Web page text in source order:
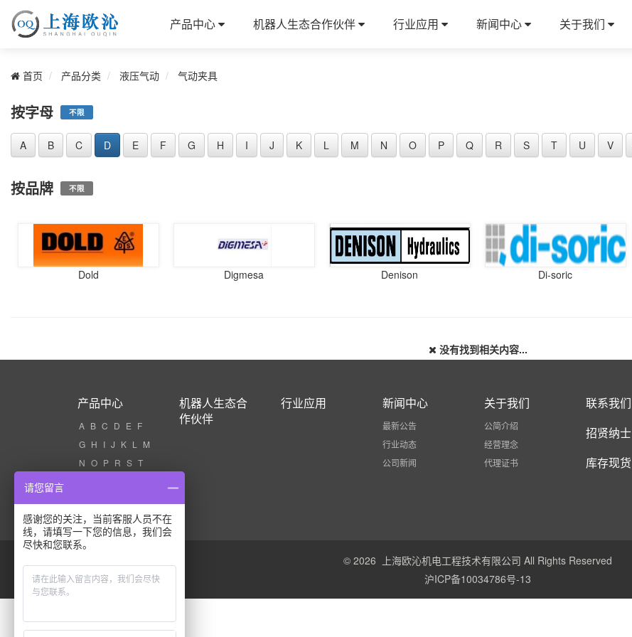
产品中心 机器人生态合作伙伴 行业应用 新闻中心 关于我们
首页 产品分类 液压气动 气动夹具
按字母 不限
A B C D E F G H I J K L M N O P Q R S T U V
按品牌 不限
Dold Digmesa Denison Di-soric
没有找到相关内容...
产品中心
A B C D E F
G H I J K L
M
N O P R S T
机器人生态合
作伙伴
行业应用 新闻中心
最新公告
行业动态
公司新闻
关于我们
公简介绍
经营理念
代理证书
联系我们
招贤纳士
库存现货
© 2026 上海欧沁机电工程技术有限公司 All Rights Reserved
沪ICP备10034786号-13
请您留言
感谢您的关注，当前客服人员不在
线，请填写一下您的信息，我们会
尽快和您联系。